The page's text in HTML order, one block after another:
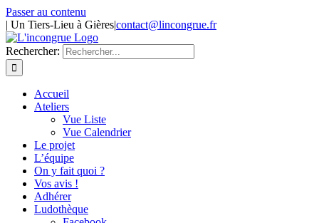
Passer au contenu
| Un Tiers-Lieu à Gières|contact@lincongrue.fr
Rechercher:
Accueil
Ateliers
Vue Liste
Vue Calendrier
Le projet
L’équipe
On y fait quoi ?
Vos avis !
Adhérer
Ludothèque